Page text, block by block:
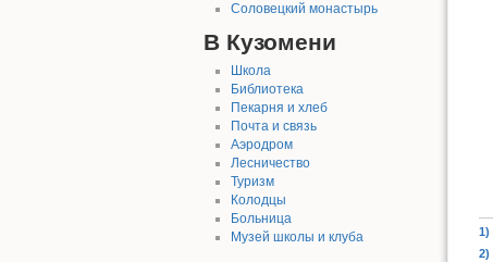
Соловецкий монастырь
В Кузомени
Школа
Библиотека
Пекарня и хлеб
Почта и связь
Аэродром
Лесничество
Туризм
Колодцы
Больница
Музей школы и клуба
1)
2)